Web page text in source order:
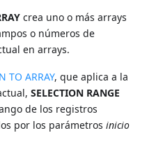
crea uno o más arrays
o números de
en arrays.
TO ARRAY, que aplica a la
SELECTION RANGE
de los registros
por los parámetrosinicio